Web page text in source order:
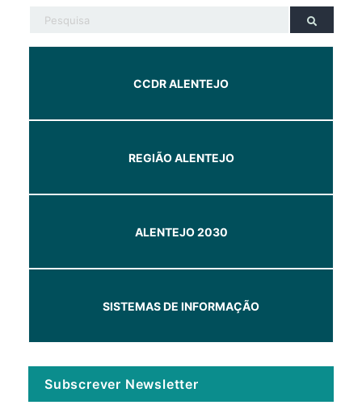
CCDR ALENTEJO
REGIÃO ALENTEJO
ALENTEJO 2030
SISTEMAS DE INFORMAÇÃO
Subscrever Newsletter